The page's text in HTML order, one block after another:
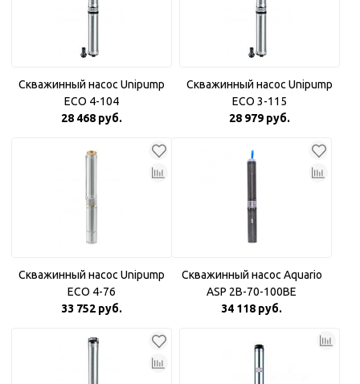
Скважинный насос Unipump
ECO 4-104
28 468 руб.
Скважинный насос Unipump
ECO 3-115
28 979 руб.
Скважинный насос Unipump
ECO 4-76
33 752 руб.
Скважинный насос Aquario
ASP 2B-70-100BE
34 118 руб.